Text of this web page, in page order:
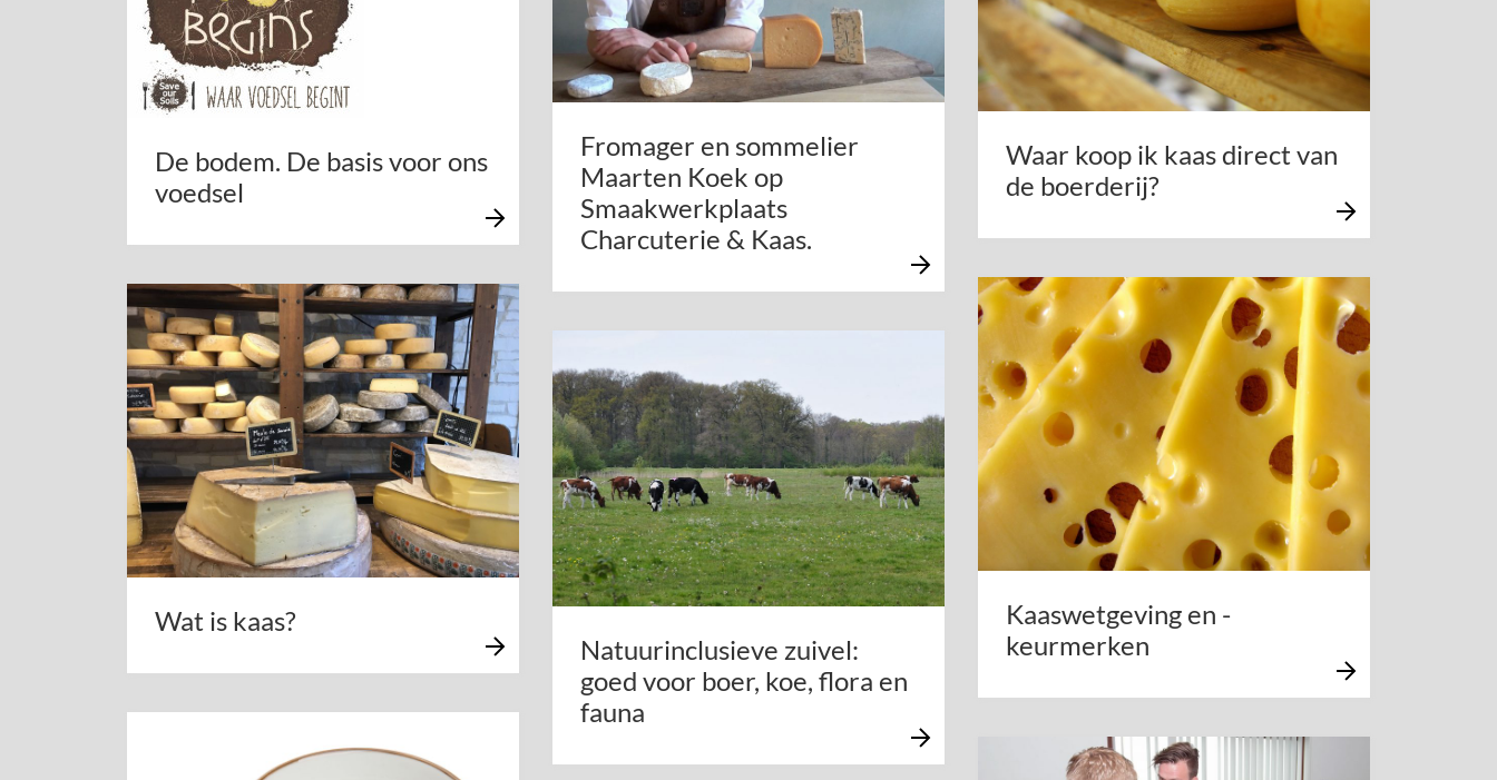
De bodem. De basis voor ons
voedsel
Fromager en sommelier
Maarten Koek op
Smaakwerkplaats
Charcuterie & Kaas.
Waar koop ik kaas direct van
de boerderij?
Kaaswetgeving en -
keurmerken
Wat is kaas?
Natuurinclusieve zuivel:
goed voor boer, koe, flora en
fauna